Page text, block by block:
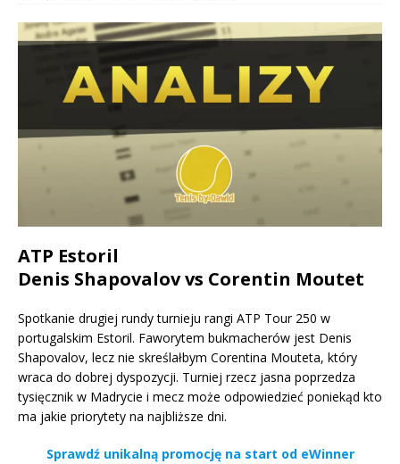
ATP Estoril
Denis Shapovalov vs Corentin Moutet
Spotkanie drugiej rundy turnieju rangi ATP Tour 250 w
portugalskim Estoril. Faworytem bukmacherów jest Denis
Shapovalov, lecz nie skreślałbym Corentina Mouteta, który
wraca do dobrej dyspozycji. Turniej rzecz jasna poprzedza
tysięcznik w Madrycie i mecz może odpowiedzieć poniekąd kto
ma jakie priorytety na najbliższe dni.
Sprawdź unikalną promocję na start od eWinner